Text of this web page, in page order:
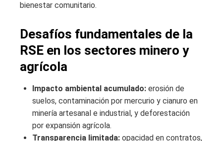
bienestar comunitario.
Desafíos fundamentales de la
RSE en los sectores minero y
agrícola
Impacto ambiental acumulado: erosión de
suelos, contaminación por mercurio y cianuro en
minería artesanal e industrial, y deforestación
por expansión agrícola.
Transparencia limitada: opacidad en contratos,